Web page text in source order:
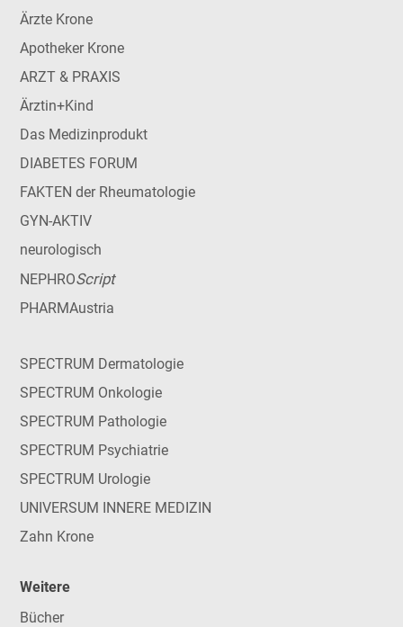
Ärzte Krone
Apotheker Krone
ARZT & PRAXIS
Ärztin+Kind
Das Medizinprodukt
DIABETES FORUM
FAKTEN der Rheumatologie
GYN-AKTIV
neurologisch
NEPHROScript
PHARMAustria
SPECTRUM Dermatologie
SPECTRUM Onkologie
SPECTRUM Pathologie
SPECTRUM Psychiatrie
SPECTRUM Urologie
UNIVERSUM INNERE MEDIZIN
Zahn Krone
Weitere
Bücher